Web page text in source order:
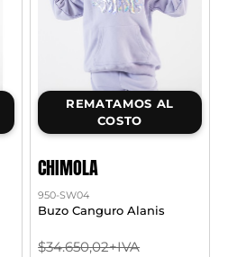
REMATAMOS AL
COSTO
CHIMOLA
950-SW04
Buzo Canguro Alanis
$34.650,02+IVA